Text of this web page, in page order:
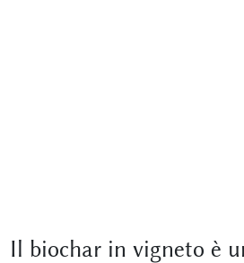
Il biochar in vigneto è